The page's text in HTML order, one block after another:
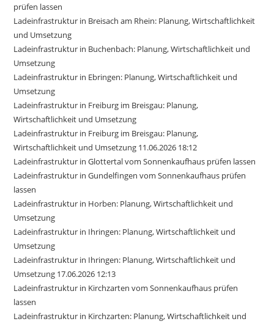
prüfen lassen
Ladeinfrastruktur in Breisach am Rhein: Planung, Wirtschaftlichkeit
und Umsetzung
Ladeinfrastruktur in Buchenbach: Planung, Wirtschaftlichkeit und
Umsetzung
Ladeinfrastruktur in Ebringen: Planung, Wirtschaftlichkeit und
Umsetzung
Ladeinfrastruktur in Freiburg im Breisgau: Planung,
Wirtschaftlichkeit und Umsetzung
Ladeinfrastruktur in Freiburg im Breisgau: Planung,
Wirtschaftlichkeit und Umsetzung 11.06.2026 18:12
Ladeinfrastruktur in Glottertal vom Sonnenkaufhaus prüfen lassen
Ladeinfrastruktur in Gundelfingen vom Sonnenkaufhaus prüfen
lassen
Ladeinfrastruktur in Horben: Planung, Wirtschaftlichkeit und
Umsetzung
Ladeinfrastruktur in Ihringen: Planung, Wirtschaftlichkeit und
Umsetzung
Ladeinfrastruktur in Ihringen: Planung, Wirtschaftlichkeit und
Umsetzung 17.06.2026 12:13
Ladeinfrastruktur in Kirchzarten vom Sonnenkaufhaus prüfen
lassen
Ladeinfrastruktur in Kirchzarten: Planung, Wirtschaftlichkeit und